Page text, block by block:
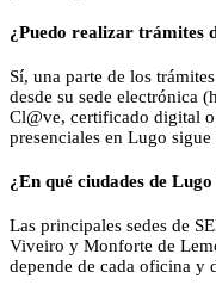
¿Puedo realizar trámites
Sí, una parte de los
desde su sede electrónica
Cl@ve, certificado digital
presenciales en Lugo
¿En qué ciudades de
Las principales sedes de
Viveiro y Monforte de
depende de cada oficina y